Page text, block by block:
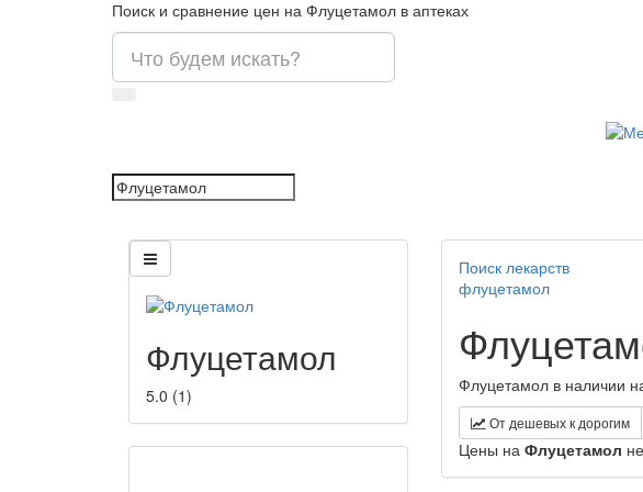
Поиск и сравнение цен на Флуцетамол в аптеках
Флуцетамол
5.0 (1)
Поиск лекарств
флуцетамол
Флуцетамол в наличии
От дешевых к дорогим
Цены на Флуцетамол